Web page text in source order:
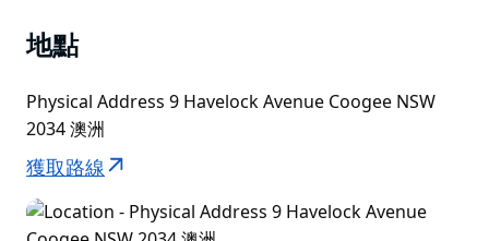
地點
Physical Address 9 Havelock Avenue Coogee NSW
2034 澳洲
獲取路線